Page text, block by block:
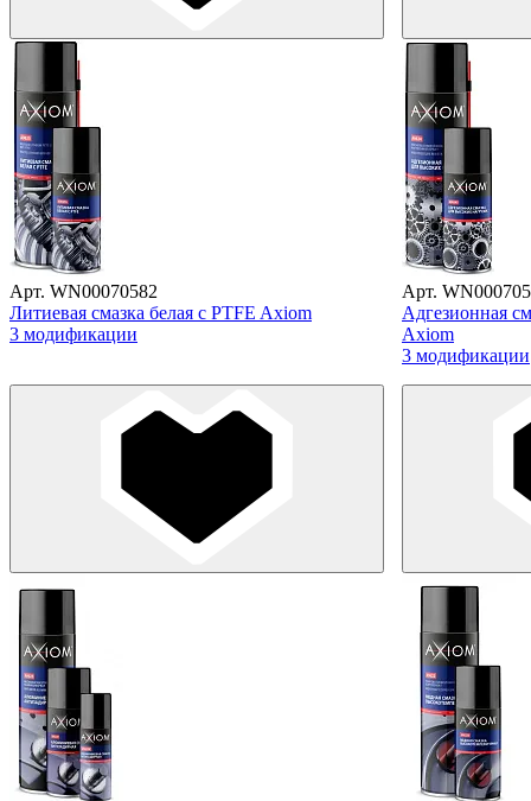
Арт. WN00070582
Литиевая смазка белая с PTFE Axiom
3 модификации
Арт.
Адгезионная
Axiom
3 модификации